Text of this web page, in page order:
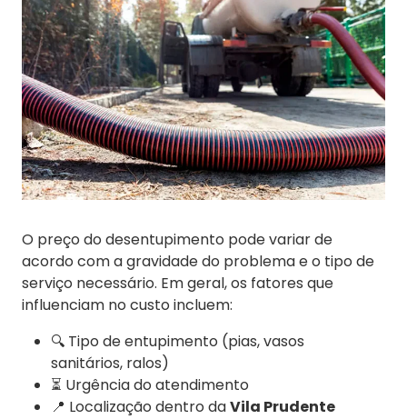
O preço do desentupimento pode variar de
acordo com a gravidade do problema e o tipo de
serviço necessário. Em geral, os fatores que
influenciam no custo incluem:
🔍 Tipo de entupimento (pias, vasos
sanitários, ralos)
⏳ Urgência do atendimento
📍 Localização dentro daVila Prudente